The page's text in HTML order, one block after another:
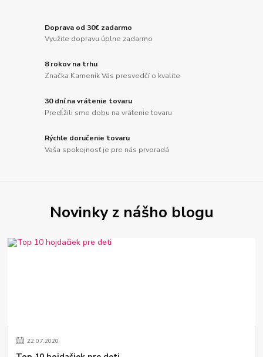
Doprava od 30€ zadarmo
Využite dopravu úplne zadarmo
8 rokov na trhu
Značka Kameník Vás presvedčí o kvalite
30 dní na vrátenie tovaru
Predĺžili sme dobu na vrátenie tovaru
Rýchle doručenie tovaru
Vaša spokojnosť je pre nás prvoradá
Novinky z nášho blogu
22.07.2020